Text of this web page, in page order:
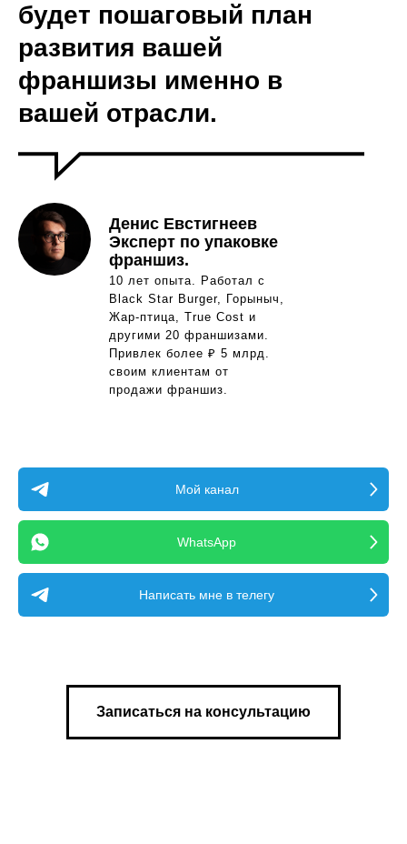
будет пошаговый план
развития вашей
франшизы именно в
вашей отрасли.
Денис Евстигнеев
Эксперт по упаковке
франшиз.
10 лет опыта. Работал с
Black Star Burger, Горыныч,
Жар-птица, True Cost и
другими 20 франшизами.
Привлек более ₽ 5 млрд.
своим клиентам от
продажи франшиз.
Мой канал
WhatsApp
Написать мне в телегу
Записаться на консультацию